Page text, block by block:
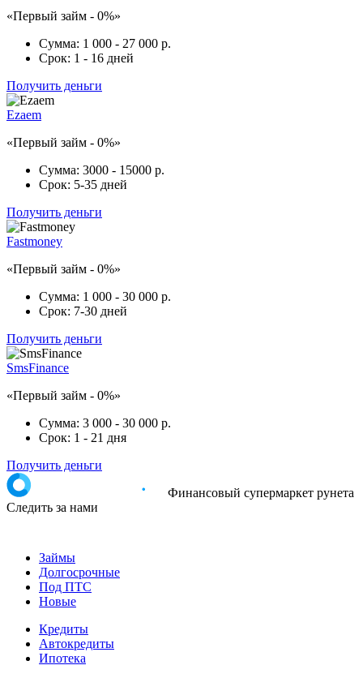
«Первый займ - 0%»
Сумма: 1 000 - 27 000 р.
Срок: 1 - 16 дней
Получить деньги
Ezaem
«Первый займ - 0%»
Сумма: 3000 - 15000 р.
Срок: 5-35 дней
Получить деньги
Fastmoney
«Первый займ - 0%»
Сумма: 1 000 - 30 000 р.
Срок: 7-30 дней
Получить деньги
SmsFinance
«Первый займ - 0%»
Сумма: 3 000 - 30 000 р.
Срок: 1 - 21 дня
Получить деньги
Финансовый супермаркет рунета
Следить за нами
Займы
Долгосрочные
Под ПТС
Новые
Кредиты
Автокредиты
Ипотека